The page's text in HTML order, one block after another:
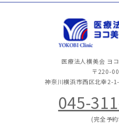
医療法人横美会 ヨ
〒220-
神奈川横浜市西区北幸2-
045-
(完全予